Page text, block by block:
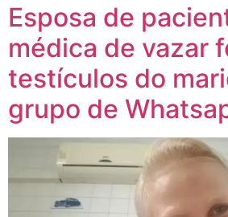
Esposa de
médica de vazar
testículos do
grupo de